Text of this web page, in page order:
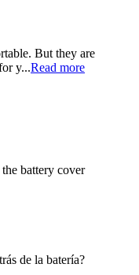
But they are
y...Read more
battery cover
de la batería?